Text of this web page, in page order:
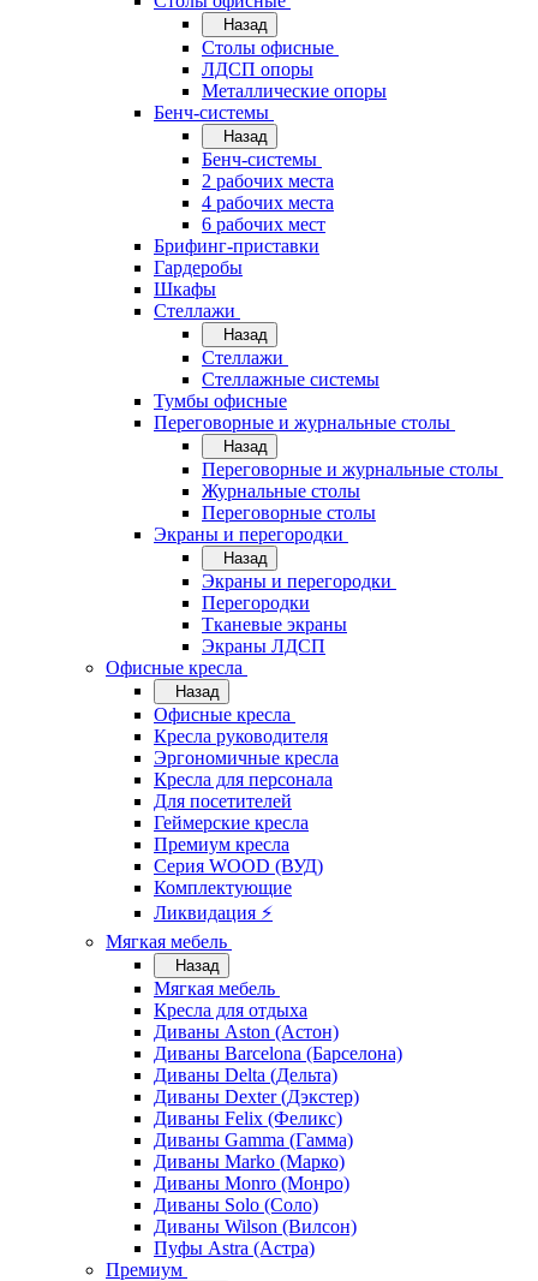
Назад
Cтолы офисные
ЛДСП опоры
Металлические опоры
Бенч-системы
Назад
Бенч-системы
2 рабочих места
4 рабочих места
6 рабочих мест
Брифинг-приставки
Гардеробы
Шкафы
Стеллажи
Назад
Стеллажи
Стеллажные системы
Тумбы офисные
Переговорные и журнальные столы
Назад
Переговорные и журнальные столы
Журнальные столы
Переговорные столы
Экраны и перегородки
Назад
Экраны и перегородки
Перегородки
Тканевые экраны
Экраны ЛДСП
Офисные кресла
Назад
Офисные кресла
Кресла руководителя
Эргономичные кресла
Кресла для персонала
Для посетителей
Геймерские кресла
Премиум кресла
Серия WOOD (ВУД)
Комплектующие
Ликвидация ⚡
Мягкая мебель
Назад
Мягкая мебель
Кресла для отдыха
Диваны Aston (Астон)
Диваны Barcelona (Барселона)
Диваны Delta (Дельта)
Диваны Dexter (Дэкстер)
Диваны Felix (Феликс)
Диваны Gamma (Гамма)
Диваны Marko (Марко)
Диваны Monro (Монро)
Диваны Solo (Соло)
Диваны Wilson (Вилсон)
Пуфы Astra (Астра)
Премиум